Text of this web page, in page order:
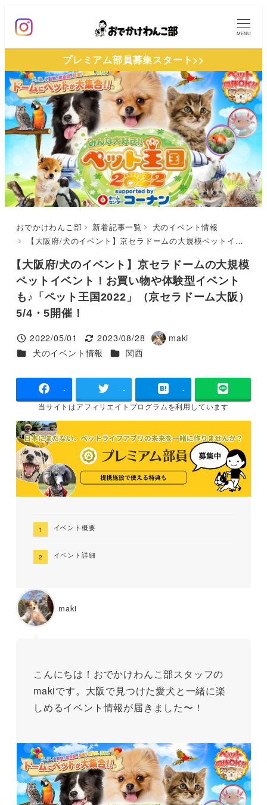
ン
ン
テ
ン
ツ
へ
移
動
MENU
プレミアム部員募集スタート>>
おでかけわんこ部 新着記事一覧
犬のイベント情報
【大阪府/犬のイベント】京セラドームの大規模ペットイベント！お買い物や体験型イベントも♪「ペット王国2022」（京セラドーム大阪）5/4・5開催！
【大阪府/犬のイベント】京セラドームの大規模
ペットイベント！お買い物や体験型イベント
も♪「ペット王国2022」（京セラドーム大阪）
5/4・5開催！
投稿日
2022/05/01
更新日
2023/08/28
著
maki
カテゴリー
犬のイベント情報 カテゴリー
関西
- - -
当サイトはアフィリエイトプログラムを利用しています
イベント概要
イベント詳細
maki
こんにちは！おでかけわんこ部スタッフの
makiです。大阪で見つけた愛犬と一緒に楽
しめるイベント情報が届きました〜！